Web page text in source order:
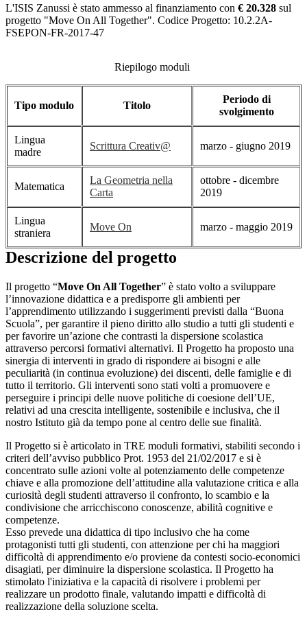
L'ISIS Zanussi è stato ammesso al finanziamento con € 20.328 sul
progetto "Move On All Together". Codice Progetto: 10.2.2A-
FSEPON-FR-2017-47
Riepilogo moduli
Tipo modulo Titolo
Periodo di
svolgimento
Lingua
madre
Scrittura Creativ@ marzo - giugno 2019
Matematica
La Geometria nella
Carta
ottobre - dicembre
2019
Lingua
straniera
Move On marzo - maggio 2019
Descrizione del progetto
Il progetto “Move On All Together” è stato volto a sviluppare
l’innovazione didattica e a predisporre gli ambienti per
l’apprendimento utilizzando i suggerimenti previsti dalla “Buona
Scuola”, per garantire il pieno diritto allo studio a tutti gli studenti e
per favorire un’azione che contrasti la dispersione scolastica
attraverso percorsi formativi alternativi. Il Progetto ha proposto una
sinergia di interventi in grado di rispondere ai bisogni e alle
peculiarità (in continua evoluzione) dei discenti, delle famiglie e di
tutto il territorio. Gli interventi sono stati volti a promuovere e
perseguire i principi delle nuove politiche di coesione dell’UE,
relativi ad una crescita intelligente, sostenibile e inclusiva, che il
nostro Istituto già da tempo pone al centro delle sue finalità.
Il Progetto si è articolato in TRE moduli formativi, stabiliti secondo i
criteri dell’avviso pubblico Prot. 1953 del 21/02/2017 e si è
concentrato sulle azioni volte al potenziamento delle competenze
chiave e alla promozione dell’attitudine alla valutazione critica e alla
curiosità degli studenti attraverso il confronto, lo scambio e la
condivisione che arricchiscono conoscenze, abilità cognitive e
competenze.
Esso prevede una didattica di tipo inclusivo che ha come
protagonisti tutti gli studenti, con attenzione per chi ha maggiori
difficoltà di apprendimento e/o proviene da contesti socio-economici
disagiati, per diminuire la dispersione scolastica. Il Progetto ha
stimolato l'iniziativa e la capacità di risolvere i problemi per
realizzare un prodotto finale, valutando impatti e difficoltà di
realizzazione della soluzione scelta.